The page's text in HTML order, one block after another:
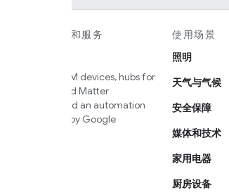
对于应用、平台和服务
Access over 600M devices, hubs for
Google Home and Matter
infrastructure, and an automation
engine powered by Google
使用场景
照明
天气与气候
安全保障
媒体和技术
家用电器
厨房设备